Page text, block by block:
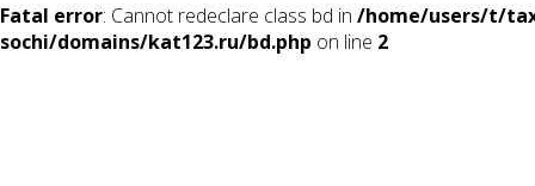
Fatal error: Cannot redeclare class bd in /home/users/t/
sochi/domains/kat123.ru/bd.php on line 2